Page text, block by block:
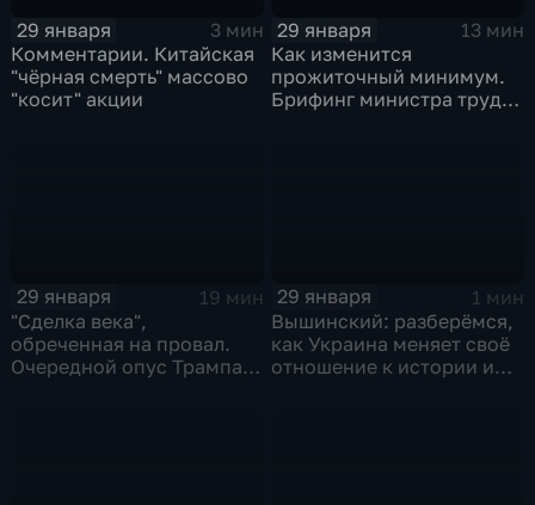
29 января
3 мин
Комментарии. Китайская
"чёрная смерть" массово
"косит" акции
29 января
13 мин
Как изменится
прожиточный минимум.
Брифинг министра труда
29 января
19 мин
"Сделка века",
обреченная на провал.
Очередной опус Трампа.
29 января
1 мин
Вышинский: разберёмся,
как Украина меняет своё
отношение к истории и